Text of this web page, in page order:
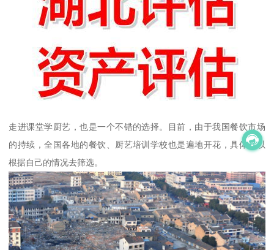
走进课堂学厨艺，也是一个不错的选择。目前，由于我国餐饮市场
的持续，全国各地的餐饮、厨艺培训学校也是遍地开花，具体可以
根据自己的情况去筛选。